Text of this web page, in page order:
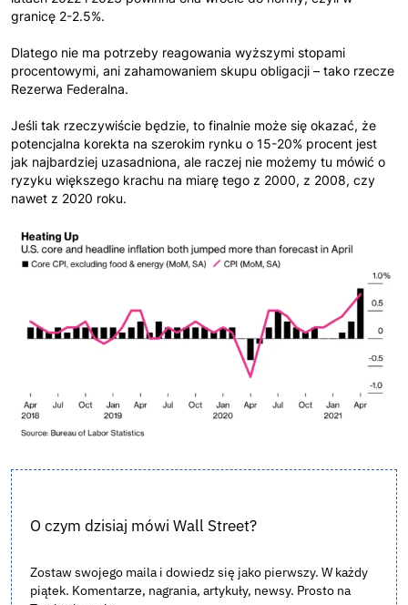
granicę 2-2.5%.
Dlatego nie ma potrzeby reagowania wyższymi stopami
procentowymi, ani zahamowaniem skupu obligacji – tako rzecze
Rezerwa Federalna.
Jeśli tak rzeczywiście będzie, to finalnie może się okazać, że
potencjalna korekta na szerokim rynku o 15-20% procent jest
jak najbardziej uzasadniona, ale raczej nie możemy tu mówić o
ryzyku większego krachu na miarę tego z 2000, z 2008, czy
nawet z 2020 roku.
O czym dzisiaj mówi Wall Street?
Zostaw swojego maila i dowiedz się jako pierwszy. W każdy
piątek. Komentarze, nagrania, artykuły, newsy. Prosto na